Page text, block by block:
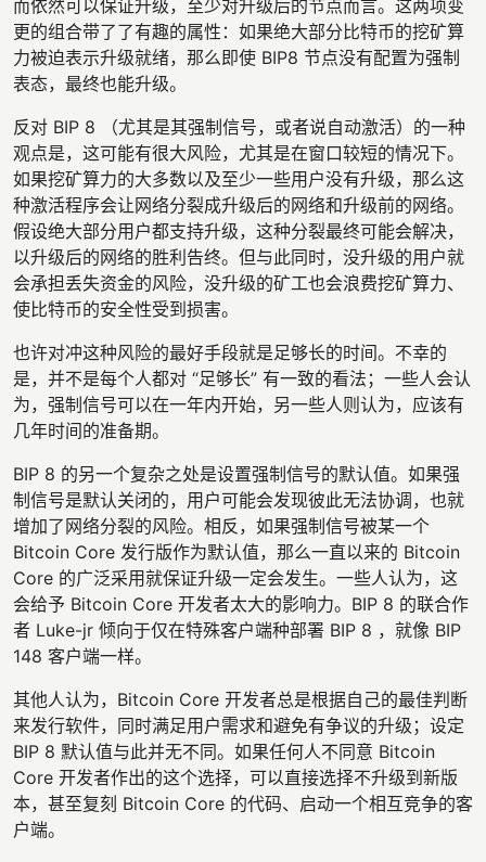
而依然可以保证升级，至少对升级后的节点而言。这两项变
更的组合带了了有趣的属性：如果绝大部分比特币的挖矿算
力被迫表示升级就绪，那么即使 BIP8 节点没有配置为强制
表态，最终也能升级。
反对 BIP 8 （尤其是其强制信号，或者说自动激活）的一种
观点是，这可能有很大风险，尤其是在窗口较短的情况下。
如果挖矿算力的大多数以及至少一些用户没有升级，那么这
种激活程序会让网络分裂成升级后的网络和升级前的网络。
假设绝大部分用户都支持升级，这种分裂最终可能会解决，
以升级后的网络的胜利告终。但与此同时，没升级的用户就
会承担丢失资金的风险，没升级的矿工也会浪费挖矿算力、
使比特币的安全性受到损害。
也许对冲这种风险的最好手段就是足够长的时间。不幸的
是，并不是每个人都对 “足够长” 有一致的看法；一些人会认
为，强制信号可以在一年内开始，另一些人则认为，应该有
几年时间的准备期。
BIP 8 的另一个复杂之处是设置强制信号的默认值。如果强
制信号是默认关闭的，用户可能会发现彼此无法协调，也就
增加了网络分裂的风险。相反，如果强制信号被某一个
Bitcoin Core 发行版作为默认值，那么一直以来的 Bitcoin
Core 的广泛采用就保证升级一定会发生。一些人认为，这
会给予 Bitcoin Core 开发者太大的影响力。BIP 8 的联合作
者 Luke-jr 倾向于仅在特殊客户端种部署 BIP 8 ，就像 BIP
148 客户端一样。
其他人认为，Bitcoin Core 开发者总是根据自己的最佳判断
来发行软件，同时满足用户需求和避免有争议的升级；设定
BIP 8 默认值与此并无不同。如果任何人不同意 Bitcoin
Core 开发者作出的这个选择，可以直接选择不升级到新版
本，甚至复刻 Bitcoin Core 的代码、启动一个相互竞争的客
户端。